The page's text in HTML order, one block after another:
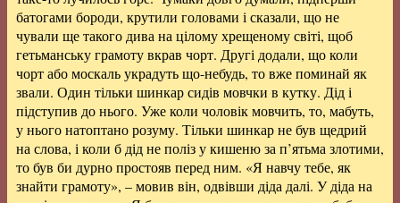
батогами бороди, крутили головами і сказали, що не
чували ще такого дива на цілому хрещеному світі, щоб
гетьманську грамоту вкрав чорт. Другі додали, що коли
чорт або москаль украдуть що-небудь, то вже поминай як
звали. Один тільки шинкар сидів мовчки в кутку. Дід і
підступив до нього. Уже коли чоловік мовчить, то, мабуть,
у нього натоптано розуму. Тільки шинкар не був щедрий
на слова, і коли б дід не поліз у кишеню за п’ятьма злотими,
то був би дурно простояв перед ним. «Я навчу тебе, як
знайти грамоту», – мовив він, одвівши діда далі. У діда на